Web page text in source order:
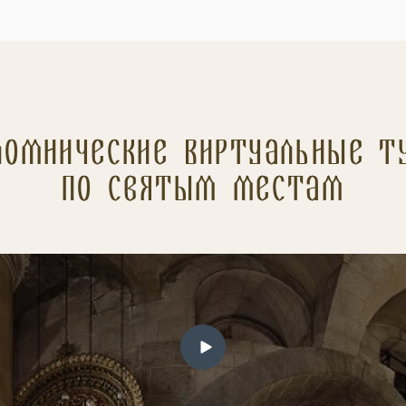
Виртуальные
по святым местам